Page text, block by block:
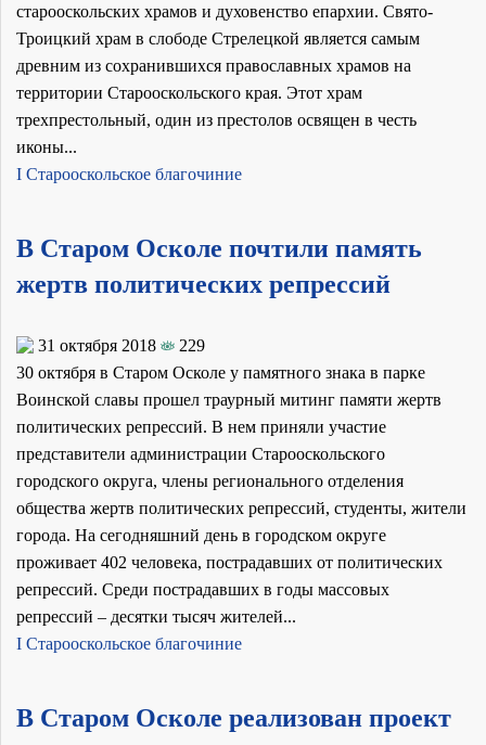
старооскольских храмов и духовенство епархии. Свято-
Троицкий храм в слободе Стрелецкой является самым
древним из сохранившихся православных храмов на
территории Старооскольского края. Этот храм
трехпрестольный, один из престолов освящен в честь
иконы...
I Старооскольское благочиние
В Старом Осколе почтили память
жертв политических репрессий
31 октября 2018
229
30 октября в Старом Осколе у памятного знака в парке
Воинской славы прошел траурный митинг памяти жертв
политических репрессий. В нем приняли участие
представители администрации Старооскольского
городского округа, члены регионального отделения
общества жертв политических репрессий, студенты, жители
города. На сегодняшний день в городском округе
проживает 402 человека, пострадавших от политических
репрессий. Среди пострадавших в годы массовых
репрессий – десятки тысяч жителей...
I Старооскольское благочиние
В Старом Осколе реализован проект